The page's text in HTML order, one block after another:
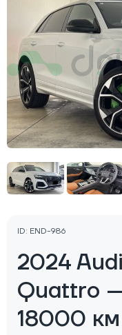
ID: END-986
2024
Quattro
18000 км